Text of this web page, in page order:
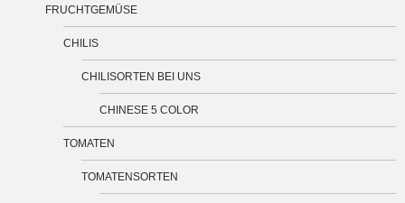
FRUCHTGEMÜSE
CHILIS
CHILISORTEN BEI UNS
CHINESE 5 COLOR
TOMATEN
TOMATENSORTEN